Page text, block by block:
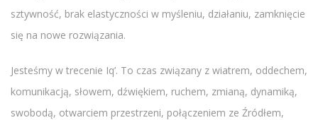
sztywność, brak elastyczności w myśleniu, działaniu, zamknięcie
się na nowe rozwiązania.
Jesteśmy w trecenie Iq’. To czas związany z wiatrem, oddechem,
komunikacją, słowem, dźwiękiem, ruchem, zmianą, dynamiką,
swobodą, otwarciem przestrzeni, połączeniem ze Źródłem,